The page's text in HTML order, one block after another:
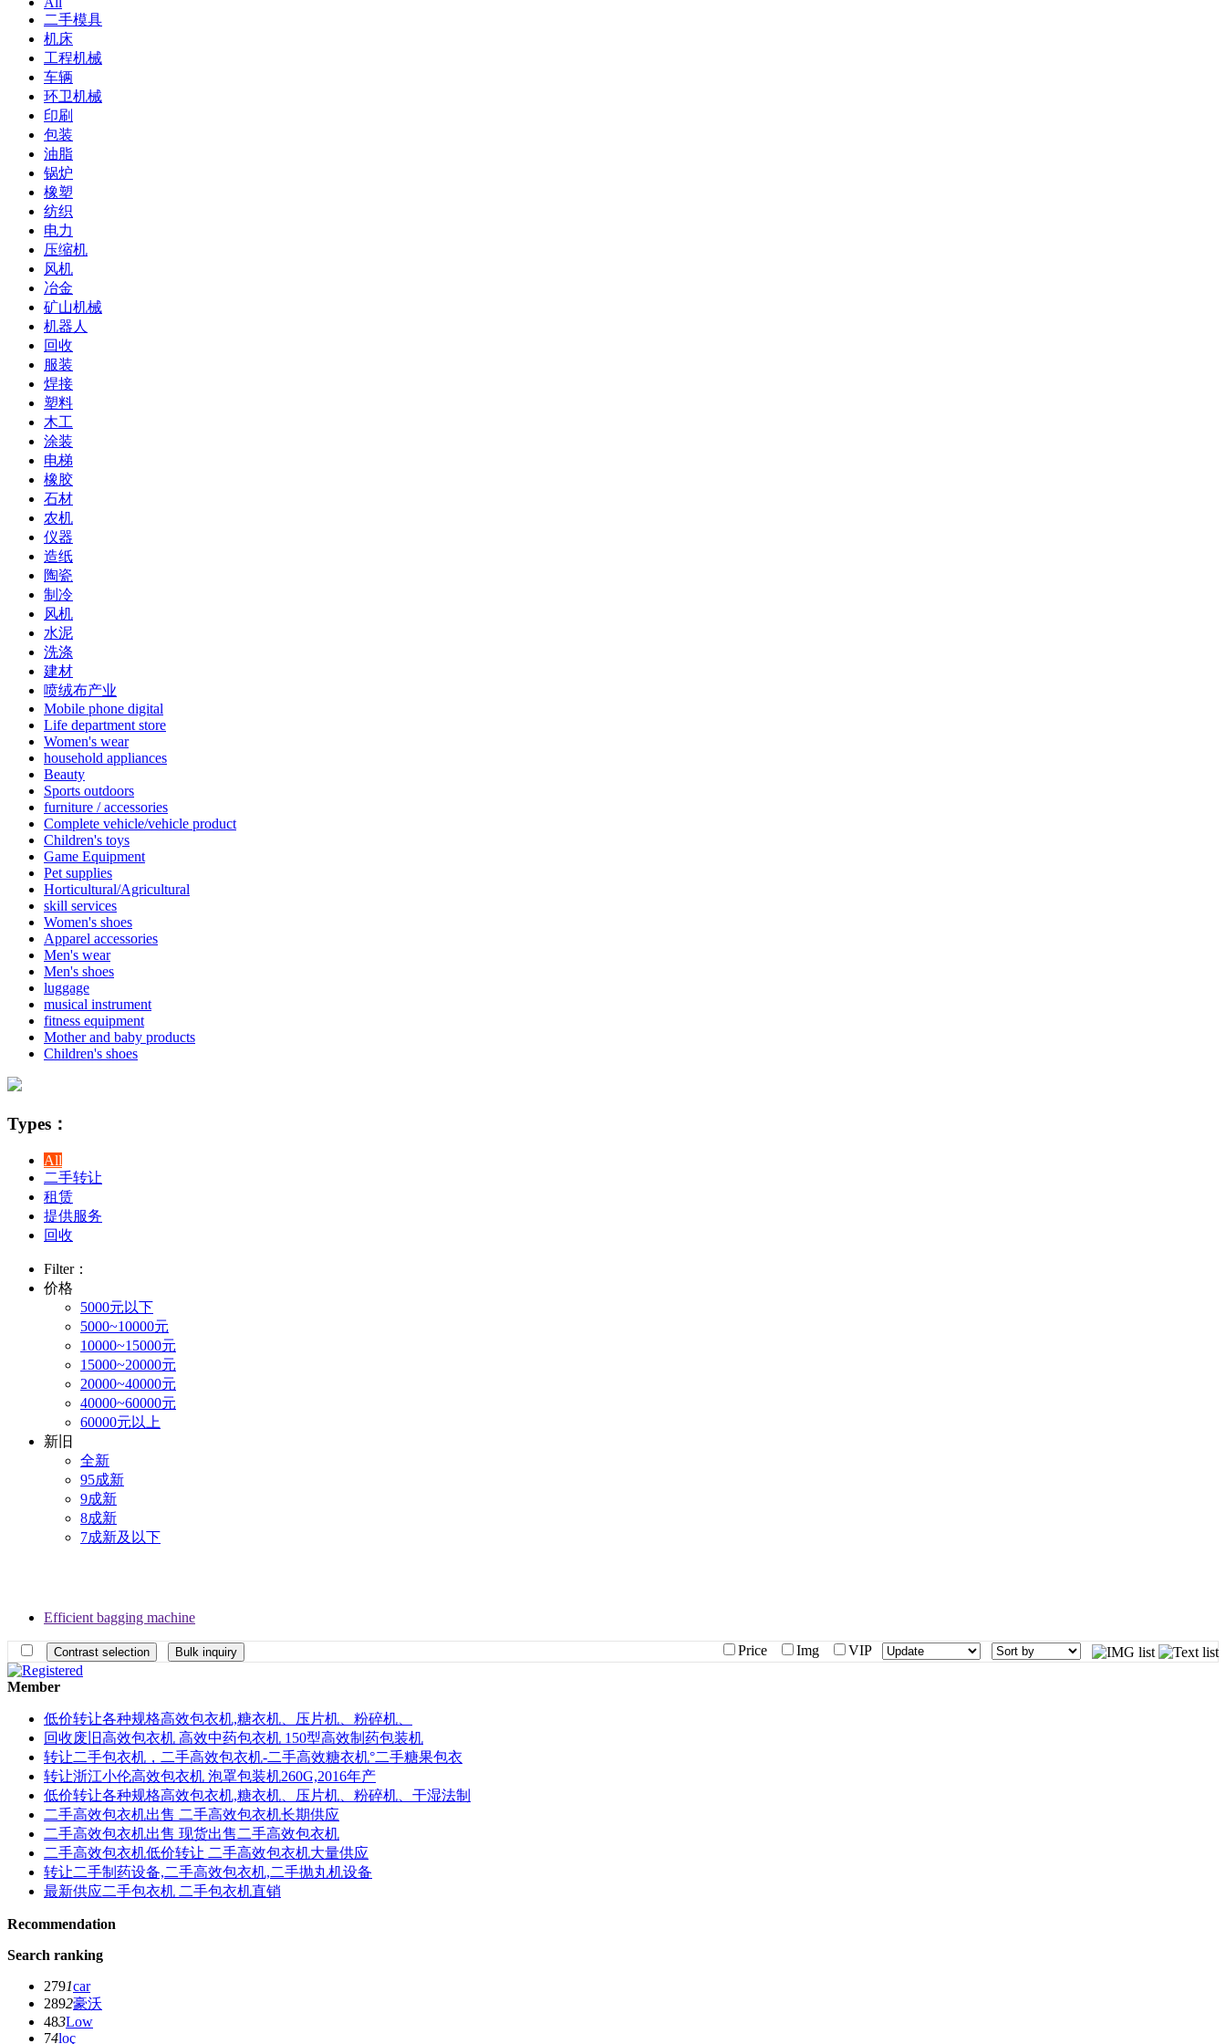
二手模具
机床
工程机械
车辆
环卫机械
印刷
包装
油脂
锅炉
橡塑
纺织
电力
压缩机
风机
冶金
矿山机械
机器人
回收
服装
焊接
塑料
木工
涂装
电梯
橡胶
石材
农机
仪器
造纸
陶瓷
制冷
风机
水泥
洗涤
建材
喷绒布产业
Mobile phone digital
Life department store
Women's wear
household appliances
Beauty
Sports outdoors
furniture / accessories
Complete vehicle/vehicle product
Children's toys
Game Equipment
Pet supplies
Horticultural/Agricultural
skill services
Women's shoes
Apparel accessories
Men's wear
Men's shoes
luggage
musical instrument
fitness equipment
Mother and baby products
Children's shoes
Types：
All
二手转让
租赁
提供服务
回收
Filter：
价格
5000元以下
5000~10000元
10000~15000元
15000~20000元
20000~40000元
40000~60000元
60000元以上
新旧
全新
95成新
9成新
8成新
7成新及以下
Efficient bagging machine
Price Img VIP
Member
低价转让各种规格高效包衣机,糖衣机、压片机、粉碎机、
回收废旧高效包衣机 高效中药包衣机 150型高效制药包装机
转让二手包衣机，二手高效包衣机-二手高效糖衣机°二手糖果包衣
转让浙江小伦高效包衣机 泡罩包装机260G,2016年产
低价转让各种规格高效包衣机,糖衣机、压片机、粉碎机、干湿法制
二手高效包衣机出售 二手高效包衣机长期供应
二手高效包衣机出售 现货出售二手高效包衣机
二手高效包衣机低价转让 二手高效包衣机大量供应
转让二手制药设备,二手高效包衣机,二手抛丸机设备
最新供应二手包衣机 二手包衣机直销
Recommendation
Search ranking
2791car
2892豪沃
483Low
74loç